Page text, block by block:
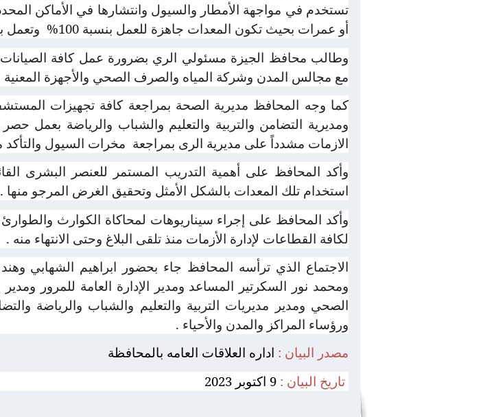
تستخدم في مواجهة الأمطار والسيول وانتشارها في الأماكن
أو عمرات بحيث تكون المعدات جاهزة للعمل بنسبة 100%
وتعمل
وطالب محافظ الجيزة مسئولي الري بضرورة عمل كافة الصيانات
مع مجالس المدن وشركة المياه والصرف الصحي والأجهزة
كما وجه المحافظ مديرية الصحة بمراجعة كافة تجهيزات
ومديرية التضامن والتربية والتعليم والشباب والرياضة بعمل حصر
الازمات مشدداً على مديرية الرى بمراجعة مخرات السيول والتأكد
وأكد المحافظ على أهمية التدريب المستمر للعنصر البشرى
استخدام تلك المعدات بالشكل الأمثل وتحقيق الغرض المرجو منها .
وأكد المحافظ على إجراء سيناريوهات لمحاكاة الكوارث
لكافة القطاعات لإدارة الأزمات منذ تلقى البلاغ وحتى الانتهاء منه .
الاجتماع الذي ترأسه المحافظ جاء بحضور ابراهيم الشهابي
ومحمد نور السكرتير المساعد ومدير الإدارة العامة للمرور
الصحي ومدير مديريات التربية والتعليم والشباب والرياضة
ورؤساء المراكز والمدن والأحياء .
مصدر البيان : اداره العلاقات العامه بالمحافظة
تاريخ البيان :